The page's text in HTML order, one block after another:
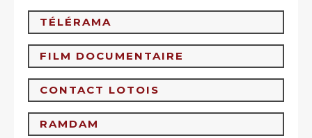
TÉLÉRAMA
FILM DOCUMENTAIRE
CONTACT LOTOIS
RAMDAM